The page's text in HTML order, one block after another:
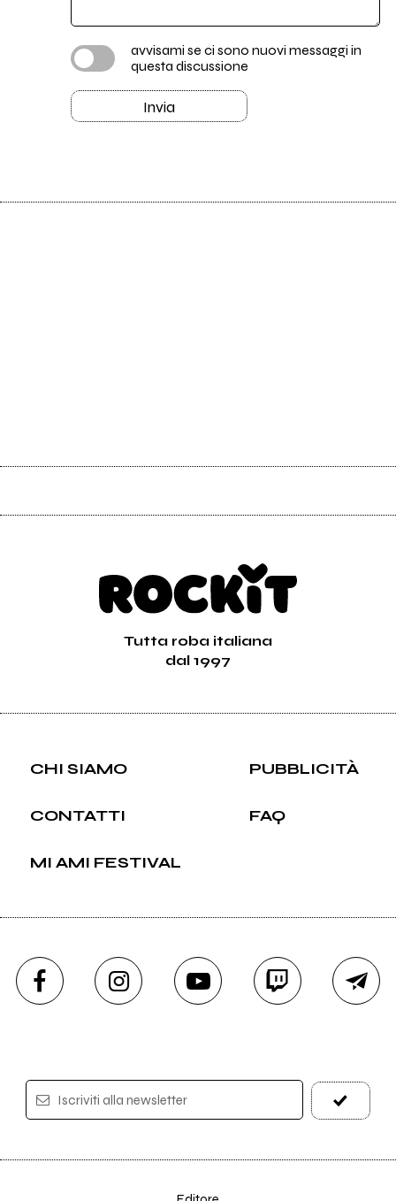
avvisami se ci sono nuovi messaggi in
questa discussione
Invia
Tutta roba italiana
dal 1997
CHI SIAMO PUBBLICITÀ
CONTATTI FAQ
MI AMI FESTIVAL
Iscriviti alla newsletter